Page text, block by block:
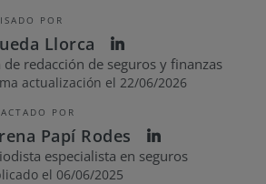
POR
Llorca
de redacción de seguros y finanzas
actualización el 22/06/2026
POR
Papí Rodes
especialista en seguros
el 06/06/2025